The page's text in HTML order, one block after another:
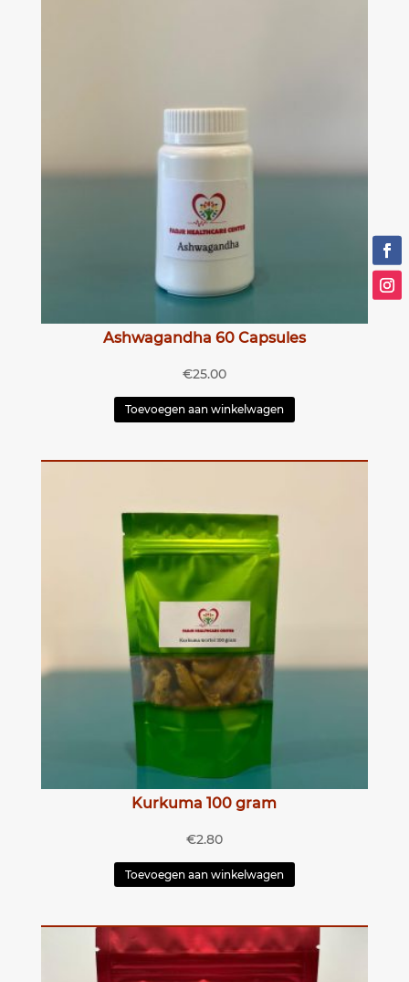
Ashwagandha 60 Capsules
€25.00
Toevoegen aan winkelwagen
Kurkuma 100 gram
€2.80
Toevoegen aan winkelwagen